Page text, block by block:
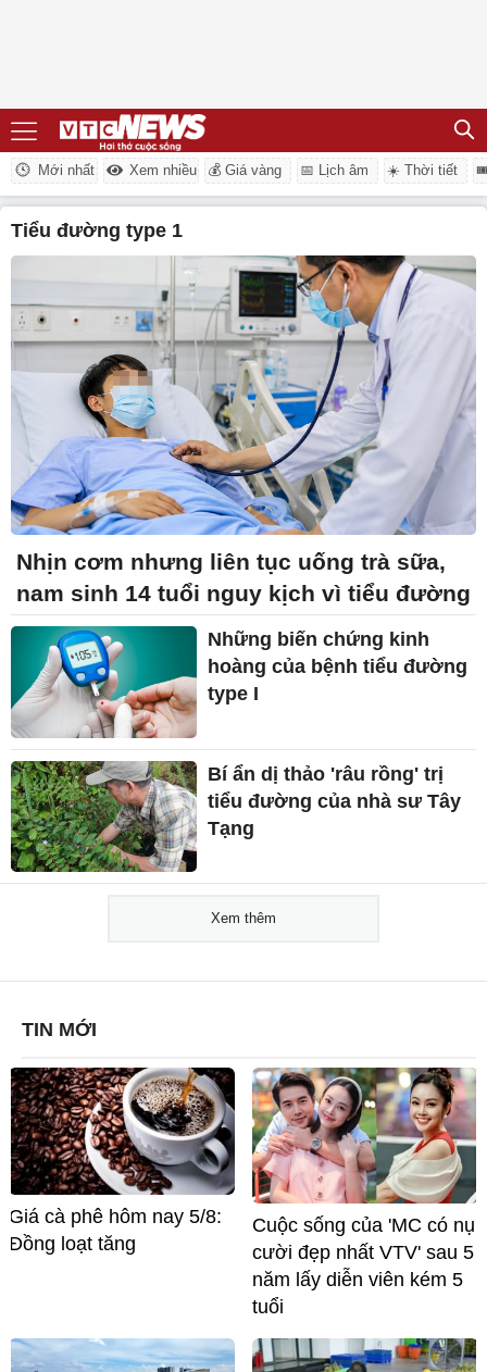
Mới nhất Xem nhiều 💰 Giá vàng 📅 Lịch âm ☀️ Thời tiết
tiểu đường type 1
Nhịn cơm nhưng liên tục uống trà sữa,
nam sinh 14 tuổi nguy kịch vì tiểu đường
Những biến chứng kinh
hoàng của bệnh tiểu đường
type I
Bí ẩn dị thảo 'râu rồng' trị
tiểu đường của nhà sư Tây
Tạng
Xem thêm
TIN MỚI
Giá cà phê hôm nay 5/8:
Đồng loạt tăng
Cuộc sống của 'MC có nụ
cười đẹp nhất VTV' sau 5
năm lấy diễn viên kém 5
tuổi